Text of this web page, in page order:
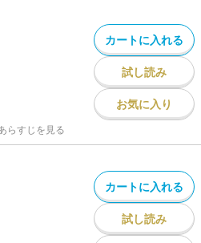
カートに入れる
試し読み
お気に入り
らすじを見る
カートに入れる
試し読み